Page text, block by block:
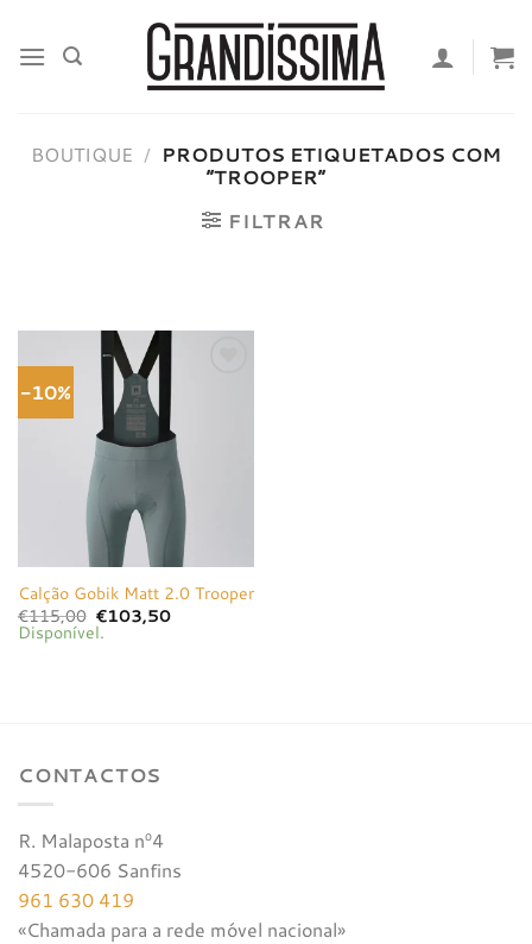
content
BOUTIQUE / PRODUTOS ETIQUETADOS COM
“TROOPER”
FILTRAR
-10%
Calção Gobik Matt 2.0 Trooper
€115,00 O
preço
original
€103,50O
Disponível.
CONTACTOS
R. Malaposta nº4
4520-606 Sanfins
961 630 419
«Chamada para a rede móvel nacional»